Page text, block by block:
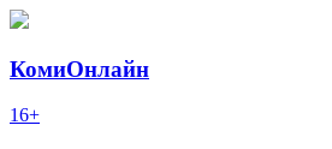
КомиОнлайн
16+